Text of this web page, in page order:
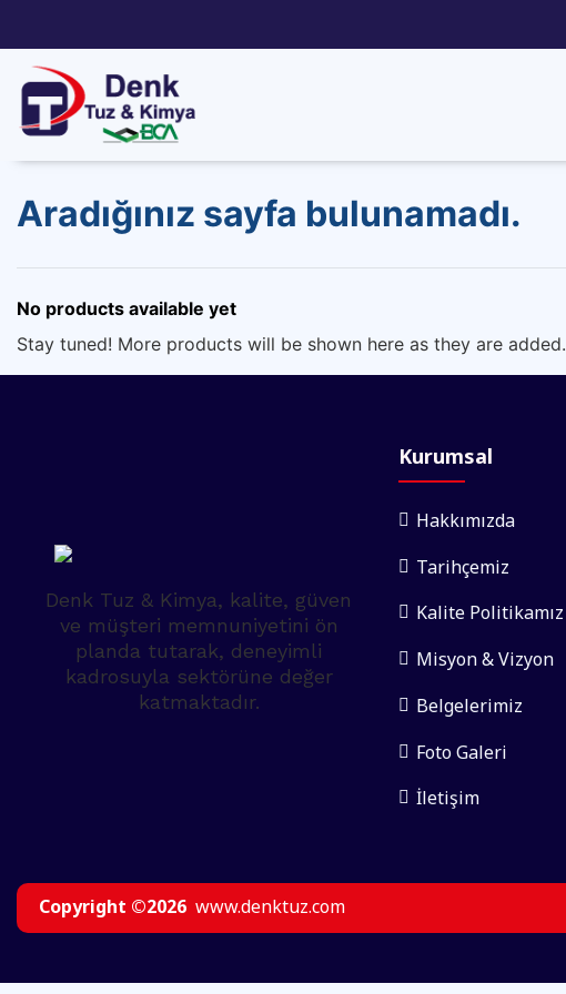
Aradığınız sayfa bulunamadı.
No products available yet
Stay tuned! More products will be shown here as they are added.
Denk Tuz & Kimya, kalite, güven
ve müşteri memnuniyetini ön
planda tutarak, deneyimli
kadrosuyla sektörüne değer
katmaktadır.
Kurumsal
Hakkımızda
Tarihçemiz
Kalite Politikamız
Misyon & Vizyon
Belgelerimiz
Foto Galeri
İletişim
Copyright ©2026 www.denktuz.com